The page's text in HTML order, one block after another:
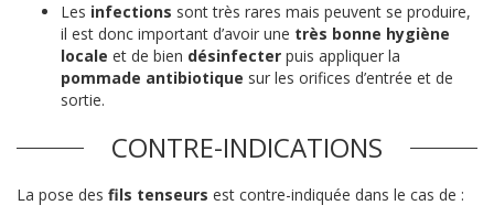
Les infections sont très rares mais peuvent se produire,
il est donc important d’avoir une très bonne hygiène
locale et de bien désinfecter puis appliquer la
pommade antibiotique sur les orifices d’entrée et de
sortie.
CONTRE-INDICATIONS
La pose des fils tenseurs est contre-indiquée dans le cas de :